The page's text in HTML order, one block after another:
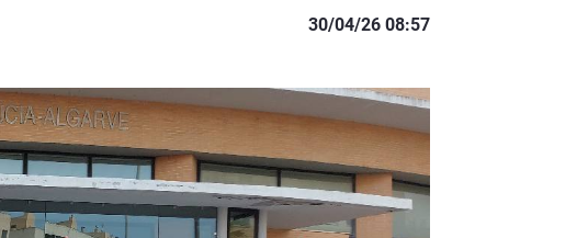
30/04/26 08:57